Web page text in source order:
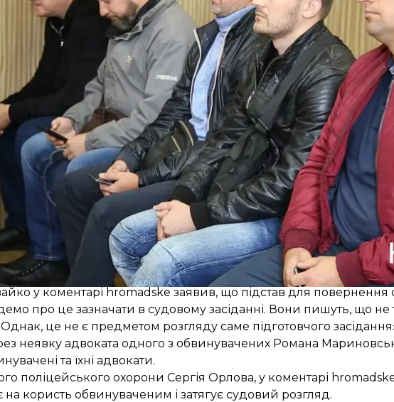
11 листопада. Тоді суд має ухвалити рішення або щодо
акту прокуратурі.
акт не відповідає вимогам закону», — зазначила у
Куряти.
у коментарі hromadske заявив, що підстав для повернення
про це зазначати в судовому засіданні. Вони пишуть, що
це не є предметом розгляду саме підготовчого
неявку адвоката одного з обвинувачених Романа
та їхні адвокати.
поліцейського охорони Сергія Орлова, у коментарі
на користь обвинуваченим і затягує судовий розгляд.